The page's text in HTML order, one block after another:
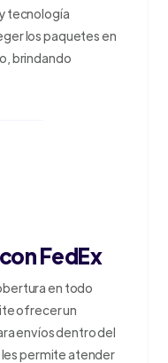
tecnología
los paquetes en
brindando
FedEx
en todo
ofrecer un
envíos dentro del
les permite atender